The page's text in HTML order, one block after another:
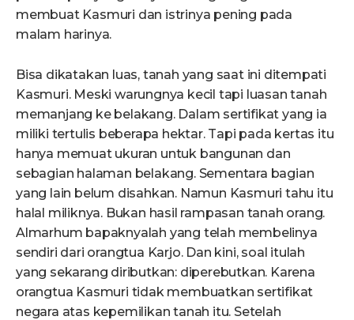
membuat Kasmuri dan istrinya pening pada
malam harinya.
Bisa dikatakan luas, tanah yang saat ini ditempati
Kasmuri. Meski warungnya kecil tapi luasan tanah
memanjang ke belakang. Dalam sertifikat yang ia
miliki tertulis beberapa hektar. Tapi pada kertas itu
hanya memuat ukuran untuk bangunan dan
sebagian halaman belakang. Sementara bagian
yang lain belum disahkan. Namun Kasmuri tahu itu
halal miliknya. Bukan hasil rampasan tanah orang.
Almarhum bapaknyalah yang telah membelinya
sendiri dari orangtua Karjo. Dan kini, soal itulah
yang sekarang diributkan: diperebutkan. Karena
orangtua Kasmuri tidak membuatkan sertifikat
negara atas kepemilikan tanah itu. Setelah